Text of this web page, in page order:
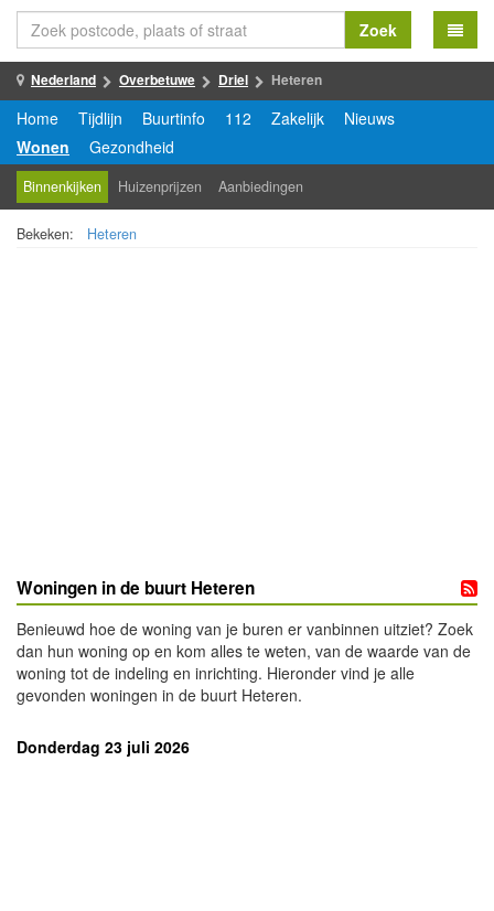
Zoek
Nederland Overbetuwe Driel Heteren
Home Tijdlijn Buurtinfo 112 Zakelijk
Nieuws
Wonen
Gezondheid
Binnenkijken Huizenprijzen Aanbiedingen
Bekeken: Heteren
Woningen in de buurt Heteren
Benieuwd hoe de woning van je buren er vanbinnen uitziet? Zoek
dan hun woning op en kom alles te weten, van de waarde van de
woning tot de indeling en inrichting. Hieronder vind je alle
gevonden woningen in de buurt Heteren.
Donderdag 23 juli 2026